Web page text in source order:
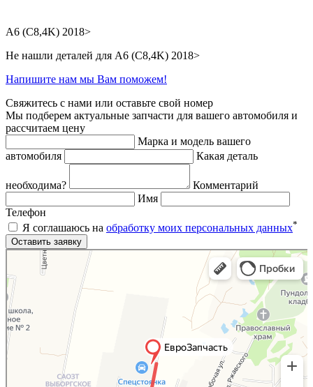
A6 (C8,4K) 2018>
Не нашли деталей для A6 (C8,4K) 2018>
Напишите нам мы Вам поможем!
Свяжитесь с нами или оставьте свой номер
Мы подберем актуальные запчасти для вашего автомобиля и
рассчитаем цену
Марка и модель вашего
автомобиля
Какая деталь
необходима?
Комментарий
Имя
Телефон
Я соглашаюсь на обработку моих персональных данных*
Яндекс.Карты
Яндекс.Карты — поиск мест и адресов, городской транспорт